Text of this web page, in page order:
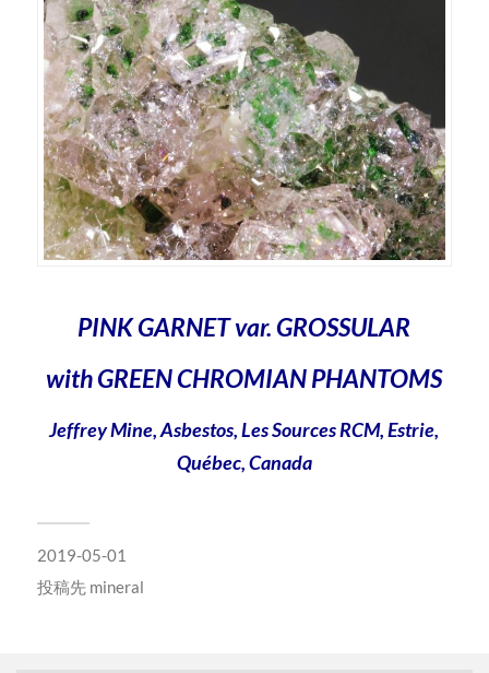
PINK GARNET var. GROSSULAR
with GREEN CHROMIAN PHANTOMS
Jeffrey Mine, Asbestos, Les Sources RCM, Estrie,
Québec, Canada
2019-05-01
投稿先 mineral